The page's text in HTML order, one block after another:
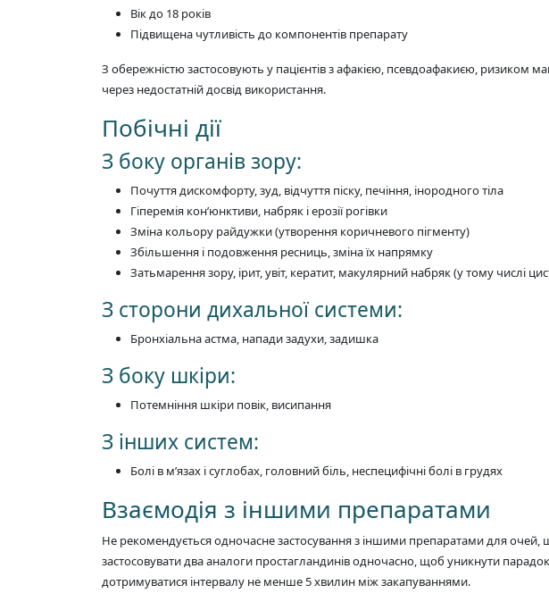
Вік до 18 років
Підвищена чутливість до компонентів препарату
З обережністю застосовують у пацієнтів з афакією, псевдоафакиєю,
через недостатній досвід використання.
Побічні дії
З боку органів зору:
Почуття дискомфорту, зуд, відчуття піску, печіння, інородного тіла
Гіперемія кон’юнктиви, набряк і ерозії рогівки
Зміна кольору райдужки (утворення коричневого пігменту)
Збільшення і подовження ресниць, зміна їх напрямку
Затьмарення зору, ірит, увіт, кератит, макулярний набряк (у тому числі
З сторони дихальної системи:
Бронхіальна астма, напади задухи, задишка
З боку шкіри:
Потемніння шкіри повік, висипання
З інших систем:
Болі в м’язах і суглобах, головний біль, неспецифічні болі в грудях
Взаємодія з іншими препаратами
Не рекомендується одночасне застосування з іншими препаратами для очей,
застосовувати два аналоги простагландинів одночасно, щоб уникнути
дотримуватися інтервалу не менше 5 хвилин між закапуваннями.